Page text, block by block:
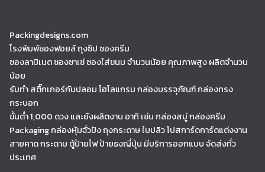
Packingdesigns.com
โรงพิมพ์ซองฟอยล์ ถุงซิป ซองครีม
ซองลามิเนต ซองซาเช่ ซองใส่ขนม จำนวนน้อย คุณภาพสูง ผลิตจำนวน
น้อย
รับทำ สติ๊กเกอร์กันปลอม โฮโลแกรม กล่องบรรจุภัณฑ์ กล่องทรง
กระบอก
ขั้นต่ำ 1,000 ดวง และยังผลิตงาน อาทิ เช่น กล่องสบู่ กล่องครีม
Packaging กล่องหุ้มจั่วปัง ถุงกระดาษ ใบปลิว โปสการ์ดการ์ดแต่งงาน
สายคาด กระดาษ ตู้ป้ายไฟ ป้ายธงญี่ปุ่น มีบริการออกแบบ จัดส่งทั่ว
ประเทศ